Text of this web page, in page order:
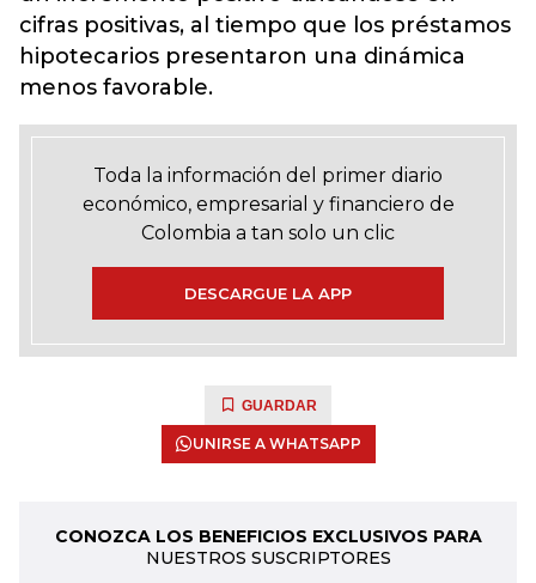
cifras positivas, al tiempo que los préstamos
hipotecarios presentaron una dinámica
menos favorable.
Toda la información del primer diario
económico, empresarial y financiero de
Colombia a tan solo un clic
DESCARGUE LA APP
GUARDAR
UNIRSE A WHATSAPP
CONOZCA LOS BENEFICIOS EXCLUSIVOS PARA
NUESTROS SUSCRIPTORES